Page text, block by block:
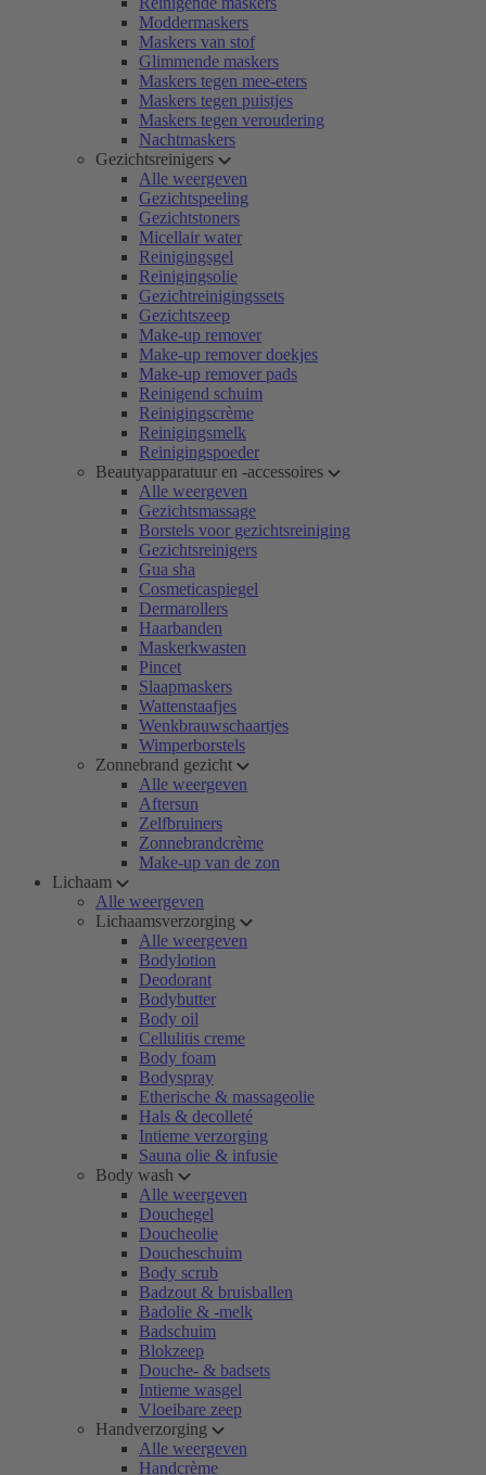
Moddermaskers
Maskers van stof
Glimmende maskers
Maskers tegen mee-eters
Maskers tegen puistjes
Maskers tegen veroudering
Nachtmaskers
Gezichtsreinigers
Alle weergeven
Gezichtspeeling
Gezichtstoners
Micellair water
Reinigingsgel
Reinigingsolie
Gezichtreinigingssets
Gezichtszeep
Make-up remover
Make-up remover doekjes
Make-up remover pads
Reinigend schuim
Reinigingscrème
Reinigingsmelk
Reinigingspoeder
Beautyapparatuur en -accessoires
Alle weergeven
Gezichtsmassage
Borstels voor gezichtsreiniging
Gezichtsreinigers
Gua sha
Cosmeticaspiegel
Dermarollers
Haarbanden
Maskerkwasten
Pincet
Slaapmaskers
Wattenstaafjes
Wenkbrauwschaartjes
Wimperborstels
Zonnebrand gezicht
Alle weergeven
Aftersun
Zelfbruiners
Zonnebrandcrème
Make-up van de zon
Lichaam
Alle weergeven
Lichaamsverzorging
Alle weergeven
Bodylotion
Deodorant
Bodybutter
Body oil
Cellulitis creme
Body foam
Bodyspray
Etherische & massageolie
Hals & decolleté
Intieme verzorging
Sauna olie & infusie
Body wash
Alle weergeven
Douchegel
Doucheolie
Doucheschuim
Body scrub
Badzout & bruisballen
Badolie & -melk
Badschuim
Blokzeep
Douche- & badsets
Intieme wasgel
Vloeibare zeep
Handverzorging
Alle weergeven
Handcrème